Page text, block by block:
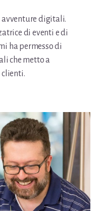
avventure digitali.
di eventi e di
ha permesso di
che metto a
clienti.